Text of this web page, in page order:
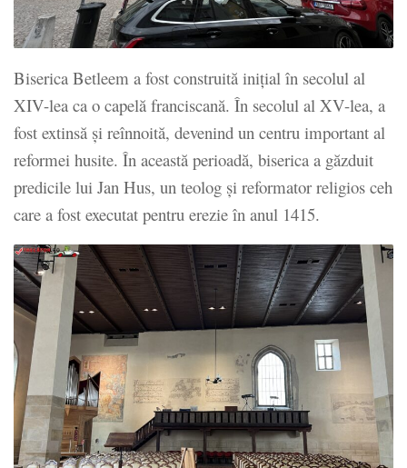
Biserica Betleem a fost construită inițial în secolul al
XIV-lea ca o capelă franciscană. În secolul al XV-lea, a
fost extinsă și reînnoită, devenind un centru important al
reformei husite. În această perioadă, biserica a găzduit
predicile lui Jan Hus, un teolog și reformator religios ceh
care a fost executat pentru erezie în anul 1415.